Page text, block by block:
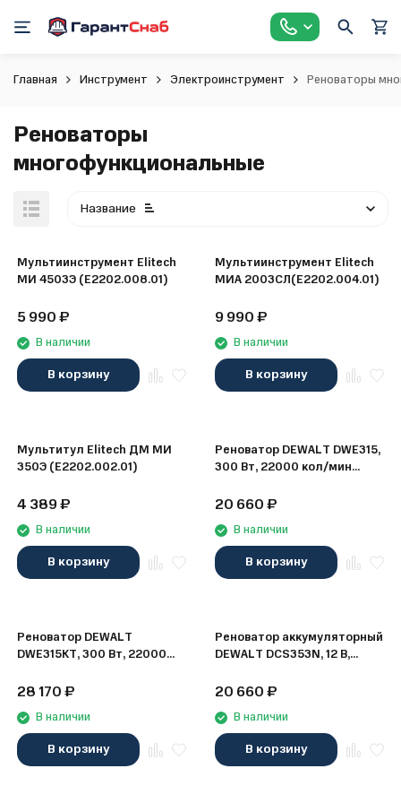
Главная Инструмент Электроинструмент Реноваторы
Реноваторы
многофункциональные
Название
Мультиинструмент Elitech
МИ 4503Э (E2202.008.01)
5 990₽
В наличии
В корзину
Мультиинструмент Elitech
МИА 2003СЛ(E2202.004.01)
9 990₽
В наличии
В корзину
Мультитул Elitech ДМ МИ
350Э (E2202.002.01)
4 389₽
В наличии
В корзину
Реноватор DEWALT DWE315,
300 Вт, 22000 кол/мин
20 660₽
В наличии
В корзину
Реноватор DEWALT
DWE315KT, 300 Вт, 22000
(DWE315KT-QS)
28 170₽
В наличии
В корзину
Реноватор аккумуляторный
DEWALT DCS353N, 12 В,
(DCS353N-XJ)
20 660₽
В наличии
В корзину